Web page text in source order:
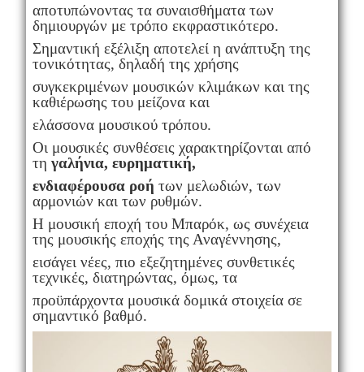
αποτυπώνοντας τα συναισθήματα των
δημιουργών με τρόπο εκφραστικότερο.
Σημαντική εξέλιξη αποτελεί η ανάπτυξη της
τονικότητας, δηλαδή της χρήσης
συγκεκριμένων μουσικών κλιμάκων και της
καθιέρωσης του μείζονα και
ελάσσονα μουσικού τρόπου.
Οι μουσικές συνθέσεις χαρακτηρίζονται από
τη γαλήνια, ευρηματική,
ενδιαφέρουσα ροή των μελωδιών, των
αρμονιών και των ρυθμών.
Η μουσική εποχή του Μπαρόκ, ως συνέχεια
της μουσικής εποχής της Αναγέννησης,
εισάγει νέες, πιο εξεζητημένες συνθετικές
τεχνικές, διατηρώντας, όμως, τα
προϋπάρχοντα μουσικά δομικά στοιχεία σε
σημαντικό βαθμό.